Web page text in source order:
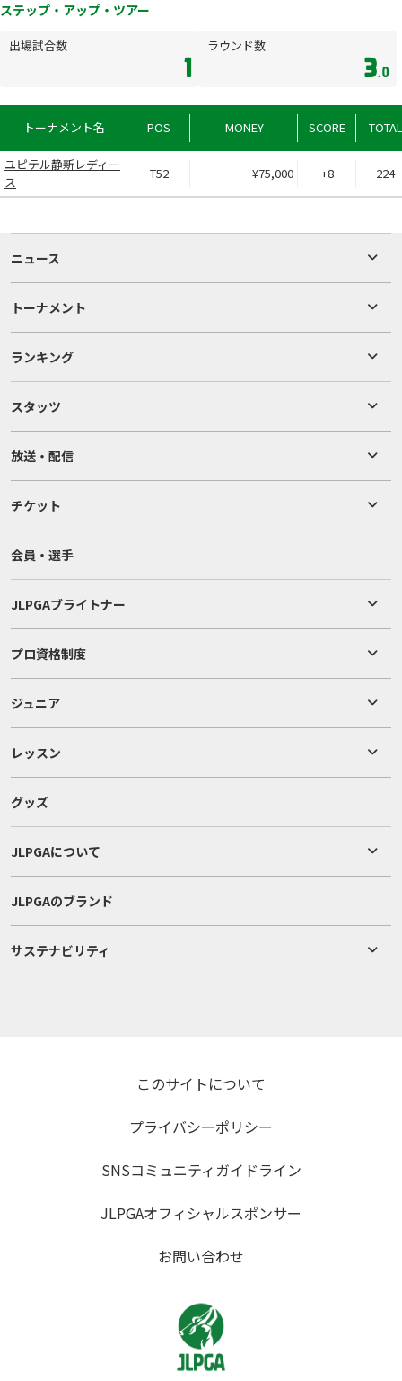
ステップ・アップ・ツアー
出場試合数
1
ラウンド数
3.0
トーナメント名 POS MONEY SCORE TOTAL
ユピテル静新レディー
ス
T52 ¥75,000 +8 224
ニュース
トーナメント
ランキング
スタッツ
放送・配信
チケット
会員・選手
JLPGAブライトナー
プロ資格制度
ジュニア
レッスン
グッズ
JLPGAについて
JLPGAのブランド
サステナビリティ
このサイトについて
プライバシーポリシー
SNSコミュニティガイドライン
JLPGAオフィシャルスポンサー
お問い合わせ